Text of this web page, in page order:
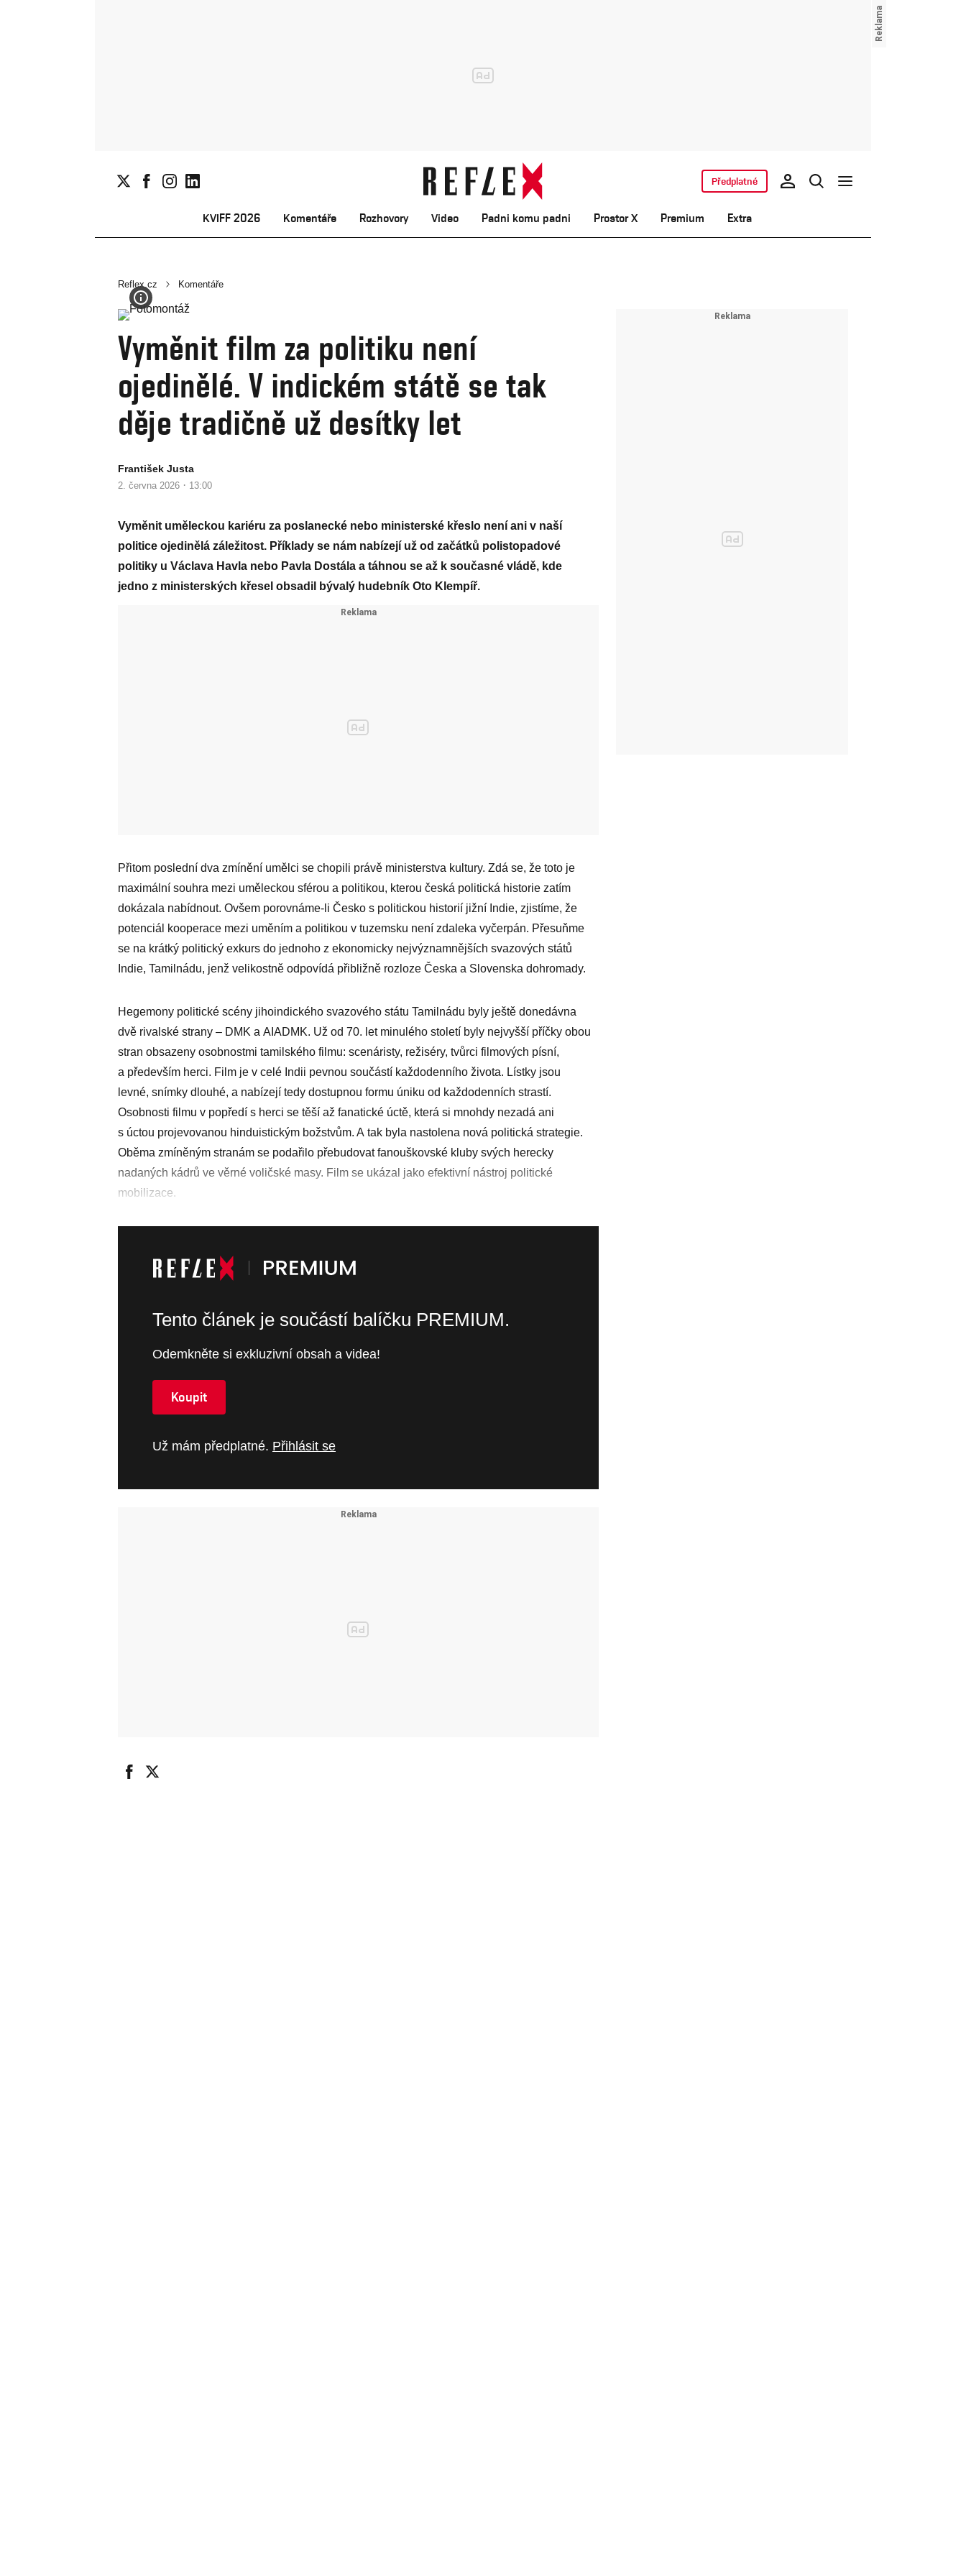
KVIFF 2026 Komentáře Rozhovory Video Padni komu padni Prostor X Premium Extra
Předplatné
Reflex.cz Komentáře
Vyměnit film za politiku není
ojedinělé. V indickém státě se tak
děje tradičně už desítky let
František Justa
2. června 2026 · 13:00
Vyměnit uměleckou kariéru za poslanecké nebo ministerské křeslo není ani v naší
politice ojedinělá záležitost. Příklady se nám nabízejí už od začátků polistopadové
politiky u Václava Havla nebo Pavla Dostála a táhnou se až k současné vládě, kde
jedno z ministerských křesel obsadil bývalý hudebník Oto Klempíř.
Přitom poslední dva zmínění umělci se chopili právě ministerstva kultury. Zdá se, že toto je
maximální souhra mezi uměleckou sférou a politikou, kterou česká politická historie zatím
dokázala nabídnout. Ovšem porovnáme-li Česko s politickou historií jižní Indie, zjistíme, že
potenciál kooperace mezi uměním a politikou v tuzemsku není zdaleka vyčerpán. Přesuňme
se na krátký politický exkurs do jednoho z ekonomicky nejvýznamnějších svazových států
Indie, Tamilnádu, jenž velikostně odpovídá přibližně rozloze Česka a Slovenska dohromady.
Hegemony politické scény jihoindického svazového státu Tamilnádu byly ještě donedávna
dvě rivalské strany – DMK a AIADMK. Už od 70. let minulého století byly nejvyšší příčky obou
stran obsazeny osobnostmi tamilského filmu: scenáristy, režiséry, tvůrci filmových písní,
a především herci. Film je v celé Indii pevnou součástí každodenního života. Lístky jsou
levné, snímky dlouhé, a nabízejí tedy dostupnou formu úniku od každodenních strastí.
Osobnosti filmu v popředí s herci se těší až fanatické úctě, která si mnohdy nezadá ani
s úctou projevovanou hinduistickým božstvům. A tak byla nastolena nová politická strategie.
Oběma zmíněným stranám se podařilo přebudovat fanouškovské kluby svých herecky
nadaných ­kádrů ve věrné voličské masy. Film se ukázal jako efektivní nástroj politické
mobilizace.
Tento článek je součástí balíčku PREMIUM.
Odemkněte si exkluzivní obsah a videa!
Koupit
Už mám předplatné. Přihlásit se